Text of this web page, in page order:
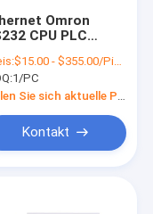
Omron
CPU PLC
CPU68-EIP USB
$15.00 - $355.00/Pieces
1/PC
Kontakt